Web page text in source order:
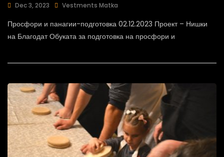
Dec 3, 2023 Vestments Matka
Просфори и панагии-подготовка 02.12.2023 Проект – Нишки
на Благодат Обуката за подготовка на просфори и